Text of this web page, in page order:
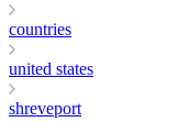
countries
united states
shreveport